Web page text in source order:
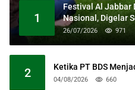
1
Festival Al Jabbar
Nasional, Digelar
Masjid Raya Al
26/07/2026 971
2 Ketika PT BDS
04/08/2026 660